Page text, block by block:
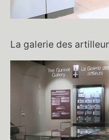
La galerie des